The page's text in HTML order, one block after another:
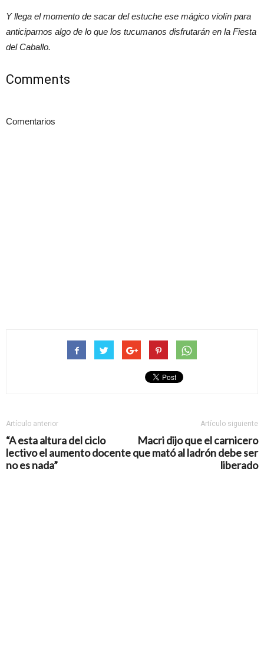
Y llega el momento de sacar del estuche ese mágico violín para
anticiparnos algo de lo que los tucumanos disfrutarán en la Fiesta
del Caballo.
Comments
Comentarios
Artículo anterior
“A esta altura del ciclo
lectivo el aumento docente
no es nada”
Artículo siguiente
Macri dijo que el carnicero
que mató al ladrón debe ser
liberado